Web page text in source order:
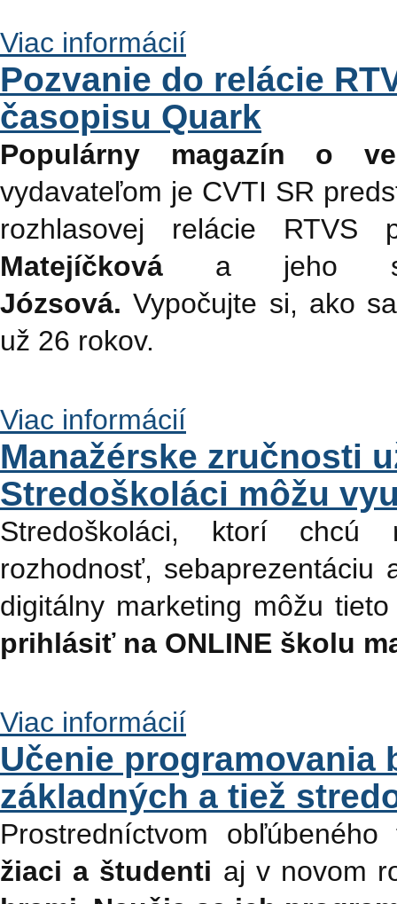
Viac informácií
Pozvanie do relácie
časopisu Quark
Populárny magazín o
vydavateľom je CVTI SR
rozhlasovej relácie RTVS
Matejíčková a jeho
Józsová.Vypočujte si, ako
už 26 rokov.
Viac informácií
Manažérske zručnosti
Stredoškoláci môžu
Stredoškoláci, ktorí chcú
rozhodnosť,
digitálny marketing môžu
prihlásiť na ONLINE školu
Viac informácií
Učenie programovania
základných a tiež
Prostredníctvom
žiaci a študenti aj v novom